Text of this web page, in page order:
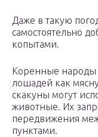
Даже в такую
самостоятельно
копытами.
Коренные народы
лошадей как
скакуны могут
животные. Их
передвижения
пунктами.